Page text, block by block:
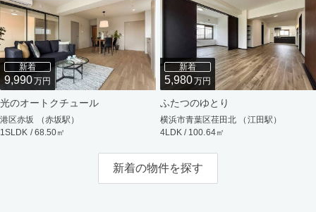
新着
9,990万円
光のオートクチュール
港区赤坂 （赤坂駅）
1SLDK / 68.50㎡
新着
5,980万円
ふたつのゆとり
横浜市青葉区荏田北 （江田駅）
4LDK / 100.64㎡
新着の物件を探す